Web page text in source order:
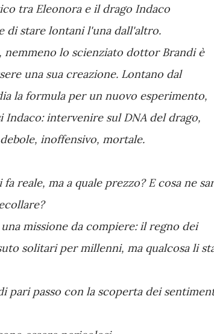
tra Eleonora e il drago Indaco
di stare lontani l'una dall'altro.
nemmeno lo scienziato dottor Brandi è
una sua creazione. Lontano dal
la formula per un nuovo esperimento,
intervenire sul DNA del drago,
inoffensivo, mortale.
reale, ma a quale prezzo? E cosa ne
missione da compiere: il regno dei
solitari per millenni, ma qualcosa li
pari passo con la scoperta dei